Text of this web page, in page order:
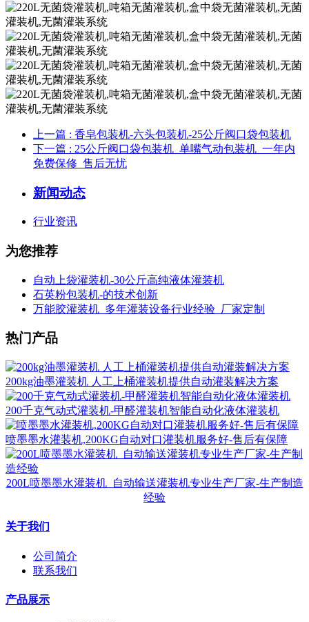
上一篇 : 香皂包装机-六头包装机-25公斤阀口袋包装机
下一篇 : 25公斤阀口袋包装机_单嘴气动包装机_一年内
免费保修_售后无忧
新闻动态
行业资讯
为您推荐
自动上袋灌装机-30公斤高纯液体灌装机
石英粉包装机-的技术创新
万能胶灌装机_多年灌装设备行业经验_厂家定制
热门产品
200kg油墨灌装机 人工上桶灌装机提供自动灌装解决方案
200千克气动式灌装机-甲醛灌装机智能自动化液体灌装机
喷墨墨水灌装机,200KG自动对口灌装机服务好-售后有保障
200L喷墨墨水灌装机_自动输送灌装机专业生产厂家-生产制造
经验
关于我们
公司简介
联系我们
产品展示